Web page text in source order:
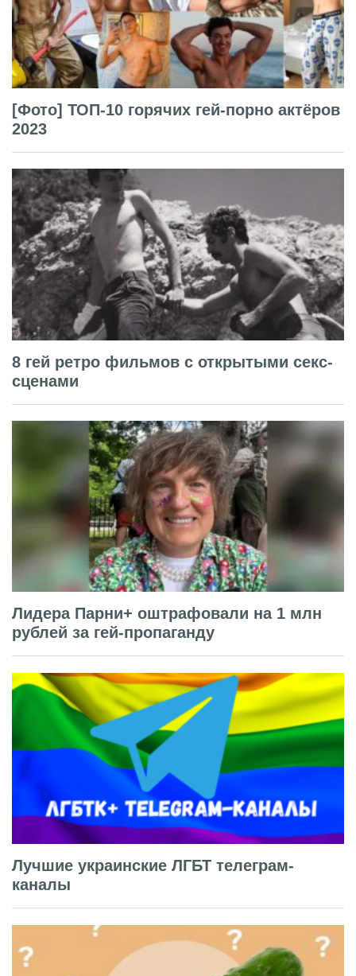
[Фото] ТОП-10 горячих гей-порно актёров
2023
8 гей ретро фильмов с открытыми секс-
сценами
Лидера Парни+ оштрафовали на 1 млн
рублей за гей-пропаганду
Лучшие украинские ЛГБТ телеграм-
каналы